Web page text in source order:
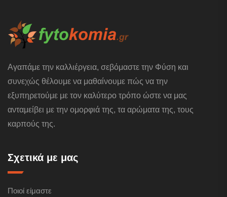
Αγαπάμε την καλλιέργεια, σεβόμαστε την Φύση και
συνεχώς θέλουμε να μαθαίνουμε πώς να την
εξυπηρετούμε με τον καλύτερο τρόπο ώστε να μας
ανταμείβει με την ομορφιά της, τα αρώματα της, τους
καρπούς της.
Σχετικά με μας
Ποιοί είμαστε